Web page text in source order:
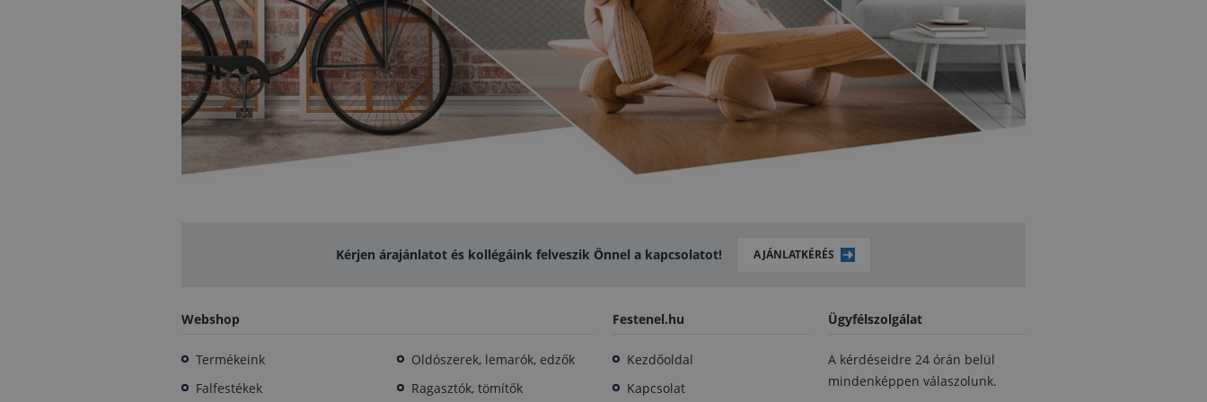
Kérjen árajánlatot és kollégáink felveszik Önnel a kapcsolatot! AJÁNLATKÉRÉS
Webshop
Termékeink
Falfestékek
Oldószerek, lemarók, edzők
Ragasztók, tömítők
Festenel.hu
Kezdőoldal
Kapcsolat
Ügyfélszolgálat
A kérdéseidre 24 órán belül
mindenképpen válaszolunk.